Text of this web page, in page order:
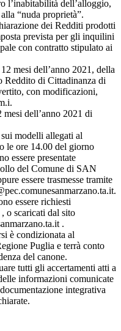
l’inabitabilità dell’alloggio,
“nuda proprietà”.
dei Redditi prodotti
prevista per gli inquilini
con contratto stipulato ai
mesi dell’anno 2021, della
Reddito di Cittadinanza di
con modificazioni,
dell’anno 2021 di
modelli allegati al
le ore 14.00 del giorno
essere presentate
del Comune di SAN
essere trasmesse tramite
essere richiesti
o scaricati dal sito
.
è condizionata al
Puglia e terrà conto
del canone.
tutti gli accertamenti atti a
informazioni comunicate
integrativa